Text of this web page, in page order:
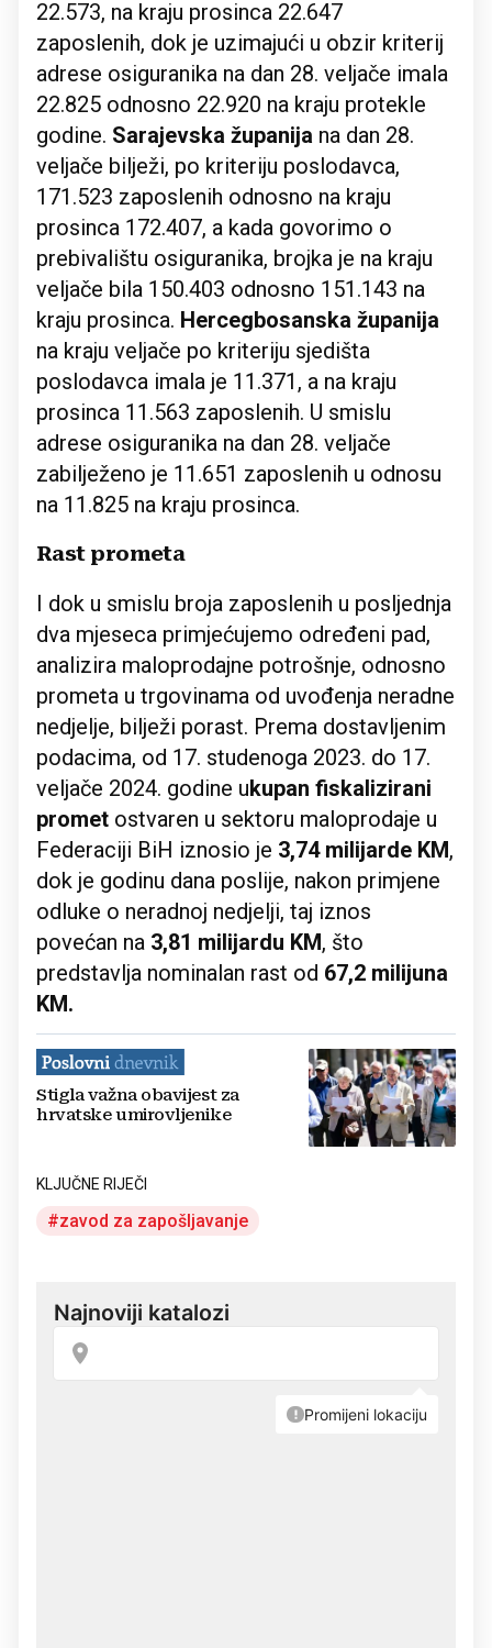
22.573, na kraju prosinca 22.647
zaposlenih, dok je uzimajući u obzir kriterij
adrese osiguranika na dan 28. veljače imala
22.825 odnosno 22.920 na kraju protekle
godine. Sarajevska županija na dan 28.
veljače bilježi, po kriteriju poslodavca,
171.523 zaposlenih odnosno na kraju
prosinca 172.407, a kada govorimo o
prebivalištu osiguranika, brojka je na kraju
veljače bila 150.403 odnosno 151.143 na
kraju prosinca. Hercegbosanska županija
na kraju veljače po kriteriju sjedišta
poslodavca imala je 11.371, a na kraju
prosinca 11.563 zaposlenih. U smislu
adrese osiguranika na dan 28. veljače
zabilježeno je 11.651 zaposlenih u odnosu
na 11.825 na kraju prosinca.
Rast prometa
I dok u smislu broja zaposlenih u posljednja
dva mjeseca primjećujemo određeni pad,
analizira maloprodajne potrošnje, odnosno
prometa u trgovinama od uvođenja neradne
nedjelje, bilježi porast. Prema dostavljenim
podacima, od 17. studenoga 2023. do 17.
veljače 2024. godine ukupan fiskalizirani
promet ostvaren u sektoru maloprodaje u
Federaciji BiH iznosio je 3,74 milijarde KM,
dok je godinu dana poslije, nakon primjene
odluke o neradnoj nedjelji, taj iznos
povećan na 3,81 milijardu KM, što
predstavlja nominalan rast od 67,2 milijuna
KM.
Stigla važna obavijest za
hrvatske umirovljenike
KLJUČNE RIJEČI
zavod za zapošljavanje